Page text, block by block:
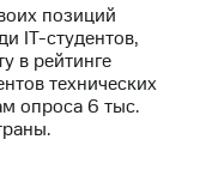
позиций
IT-студентов,
в рейтинге
технических
опроса 6 тыс.